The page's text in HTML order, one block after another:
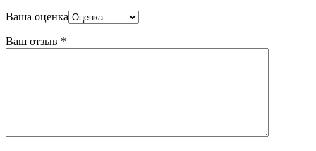
Ваша оценка
Ваш отзыв *